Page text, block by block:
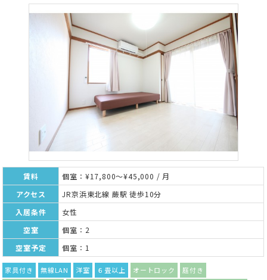
賃料
個室：¥17,800～¥45,000 / 月
アクセス
JR京浜東北線 蕨駅 徒歩10分
入居条件
女性
空室
個室：2
空室予定
個室：1
家具付き 無線LAN 洋室 ６畳以上 オートロック
庭付き